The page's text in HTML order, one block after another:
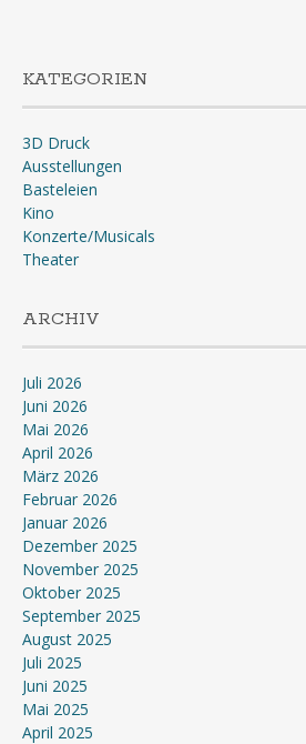
KATEGORIEN
3D Druck
Ausstellungen
Basteleien
Kino
Konzerte/Musicals
Theater
ARCHIV
Juli 2026
Juni 2026
Mai 2026
April 2026
März 2026
Februar 2026
Januar 2026
Dezember 2025
November 2025
Oktober 2025
September 2025
August 2025
Juli 2025
Juni 2025
Mai 2025
April 2025